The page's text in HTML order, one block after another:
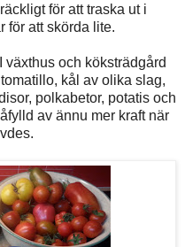
för att traska ut i
för att skörda lite.
växthus och köksträdgård
kål av olika slag,
polkabetor, potatis och
av ännu mer kraft när